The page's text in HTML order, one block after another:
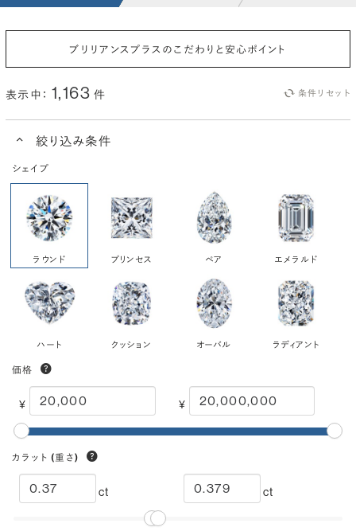
ブリリアンスプラスのこだわりと安心ポイント
表示中： 1,163件 条件リセット
絞り込み条件
シェイプ
ラウンド プリンセス ペア エメラルド
ハート クッション オーバル ラディアント
価格
¥ ¥
カラット (重さ)
ct ct